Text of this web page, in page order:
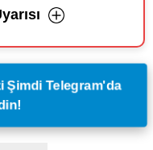
Şimdi Telegram'da